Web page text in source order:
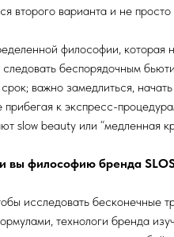
второго варианта и не просто
философии, которая
беспорядочным
важно замедлиться,
прибегая к экспресс-
slow beauty или “медленная
вы философию бренда
исследовать бесконечные
технологи бренда